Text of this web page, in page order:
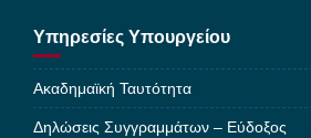
Υπηρεσίες Υπουργείου
Ακαδημαϊκή Ταυτότητα
Δηλώσεις Συγγραμμάτων – Εύδοξος